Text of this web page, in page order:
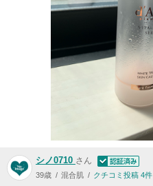
シノ0710 さん
39歳 混合肌 クチコミ投稿 4件